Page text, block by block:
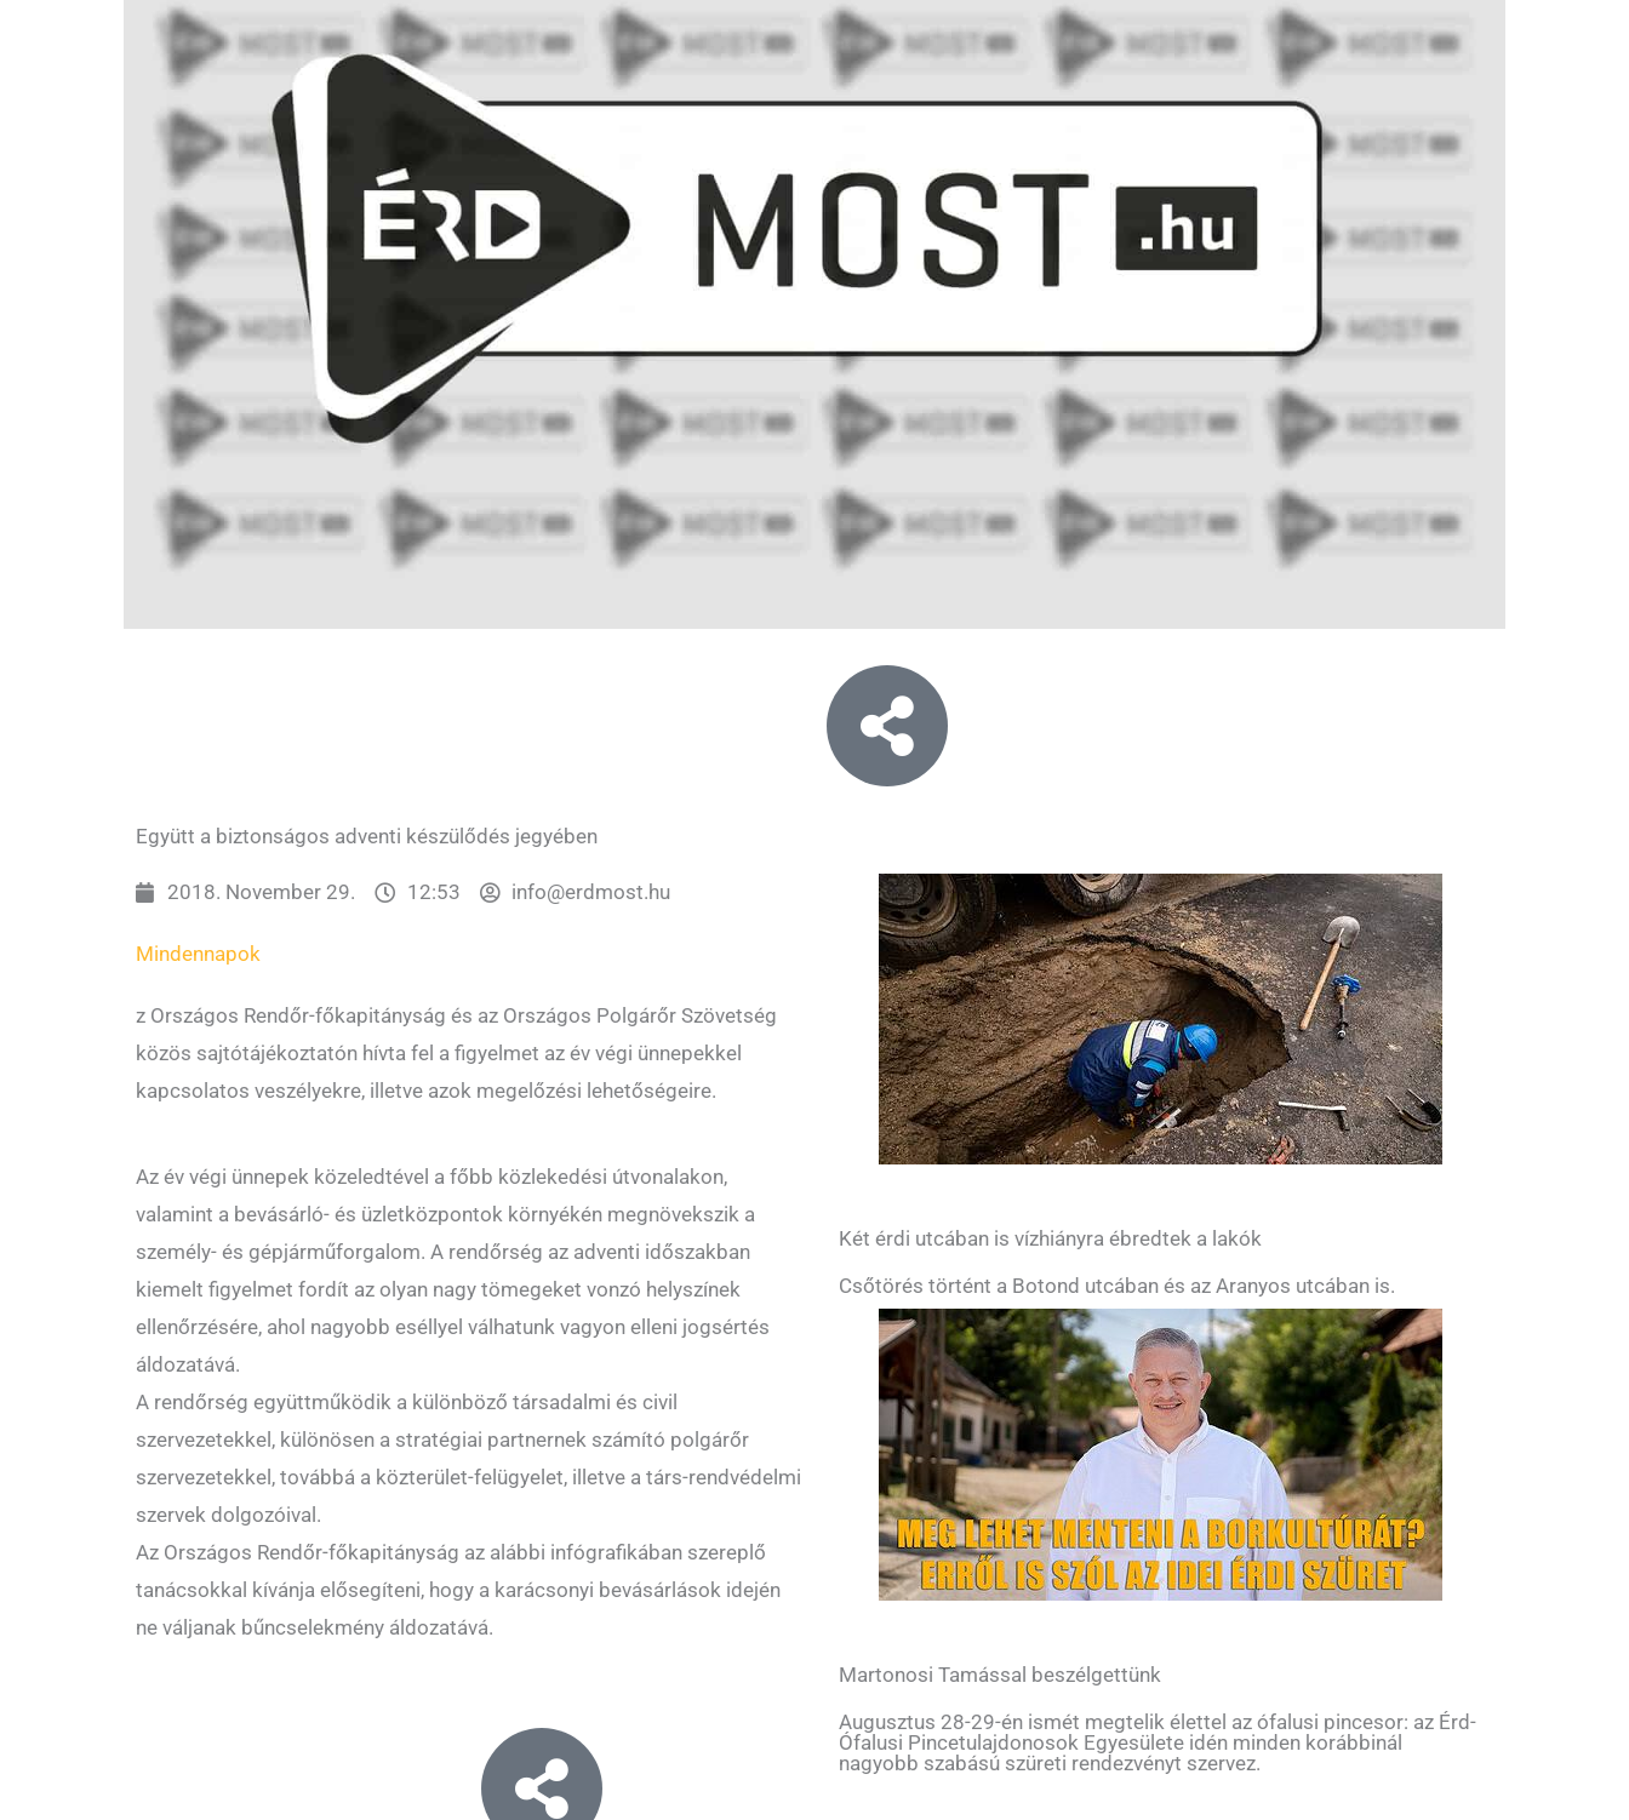
Együtt a biztonságos adventi készülődés jegyében
2018. November 29. 12:53 info@erdmost.hu
Mindennapok
z Országos Rendőr-főkapitányság és az Országos Polgárőr Szövetség
közös sajtótájékoztatón hívta fel a figyelmet az év végi ünnepekkel
kapcsolatos veszélyekre, illetve azok megelőzési lehetőségeire.
Az év végi ünnepek közeledtével a főbb közlekedési útvonalakon,
valamint a bevásárló- és üzletközpontok környékén megnövekszik a
személy- és gépjárműforgalom. A rendőrség az adventi időszakban
kiemelt figyelmet fordít az olyan nagy tömegeket vonzó helyszínek
ellenőrzésére, ahol nagyobb eséllyel válhatunk vagyon elleni jogsértés
áldozatává.
A rendőrség együttműködik a különböző társadalmi és civil
szervezetekkel, különösen a stratégiai partnernek számító polgárőr
szervezetekkel, továbbá a közterület-felügyelet, illetve a társ-rendvédelmi
szervek dolgozóival.
Az Országos Rendőr-főkapitányság az alábbi infógrafikában szereplő
tanácsokkal kívánja elősegíteni, hogy a karácsonyi bevásárlások idején
ne váljanak bűncselekmény áldozatává.
Két érdi utcában is vízhiányra ébredtek a lakók
Csőtörés történt a Botond utcában és az Aranyos utcában is.
Martonosi Tamással beszélgettünk
Augusztus 28-29-én ismét megtelik élettel az ófalusi pincesor: az Érd-
Ófalusi Pincetulajdonosok Egyesülete idén minden korábbinál
nagyobb szabású szüreti rendezvényt szervez.